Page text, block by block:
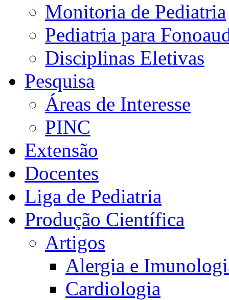
Monitoria de Pediatria
Pediatria para
Disciplinas Eletivas
Pesquisa
Áreas de Interesse
PINC
Extensão
Docentes
Liga de Pediatria
Produção Científica
Artigos
Alergia e
Cardiologia